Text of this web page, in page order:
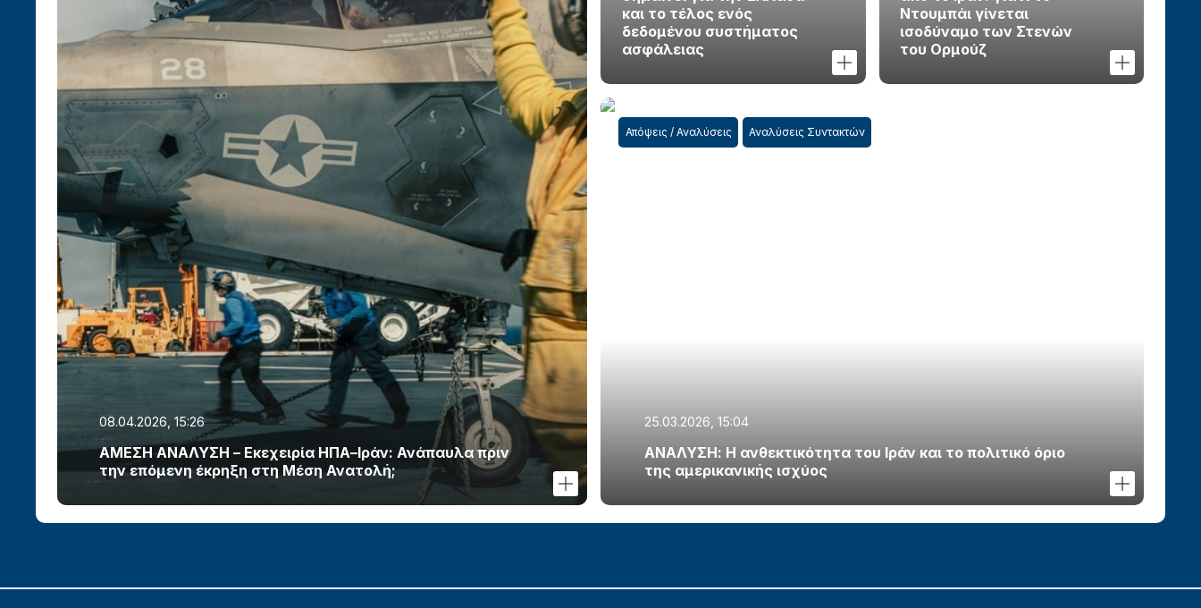
08.04.2026, 15:26
ΑΜΕΣΗ ΑΝΑΛΥΣΗ – Εκεχειρία ΗΠΑ–Ιράν: Ανάπαυλα πριν
την επόμενη έκρηξη στη Μέση Ανατολή;
και το τέλος ενός
δεδομένου συστήματος
ασφάλειας
Ντουμπάι γίνεται
ισοδύναμο των Στενών
του Ορμούζ
Απόψεις / Αναλύσεις Αναλύσεις Συντακτών
25.03.2026, 15:04
ΑΝΑΛΥΣΗ: Η ανθεκτικότητα του Ιράν και το πολιτικό όριο
της αμερικανικής ισχύος